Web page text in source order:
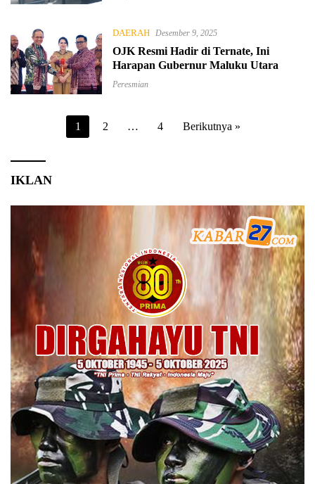
DAERAH Desember 9, 2025
OJK Resmi Hadir di Ternate, Ini
Harapan Gubernur Maluku Utara
Peresmian
1 2 … 4 Berikutnya »
IKLAN